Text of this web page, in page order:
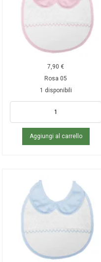
7,90€
Rosa 05
1 disponibili
Aggiungi al carrello